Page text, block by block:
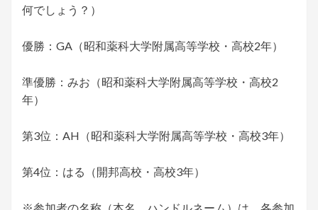
何でしょう？）
優勝：GA（昭和薬科大学附属高等学校・高校2年）
準優勝：みお（昭和薬科大学附属高等学校・高校2
年）
第3位：AH（昭和薬科大学附属高等学校・高校3年）
第4位：はる（開邦高校・高校3年）